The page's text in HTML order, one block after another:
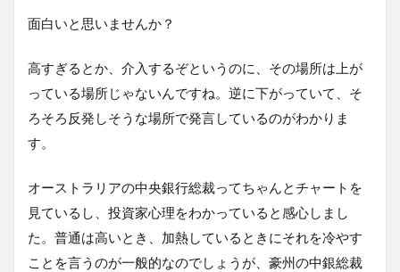
面白いと思いませんか？
高すぎるとか、介入するぞというのに、その場所は上が
っている場所じゃないんですね。逆に下がっていて、そ
ろそろ反発しそうな場所で発言しているのがわかりま
す。
オーストラリアの中央銀行総裁ってちゃんとチャートを
見ているし、投資家心理をわかっていると感心しまし
た。普通は高いとき、加熱しているときにそれを冷やす
ことを言うのが一般的なのでしょうが、豪州の中銀総裁